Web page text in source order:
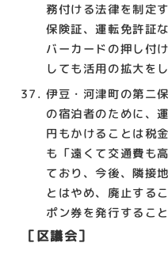
務付ける法律を制定
保険証、運転免許証
バーカードの押し付
しても活用の拡大を
伊豆・河津町の第二
の宿泊者のために、
円もかけることは税
も「遠くて交通費も
ており、今後、隣接
とはやめ、廃止する
ポン券を発行すること
［区議会］